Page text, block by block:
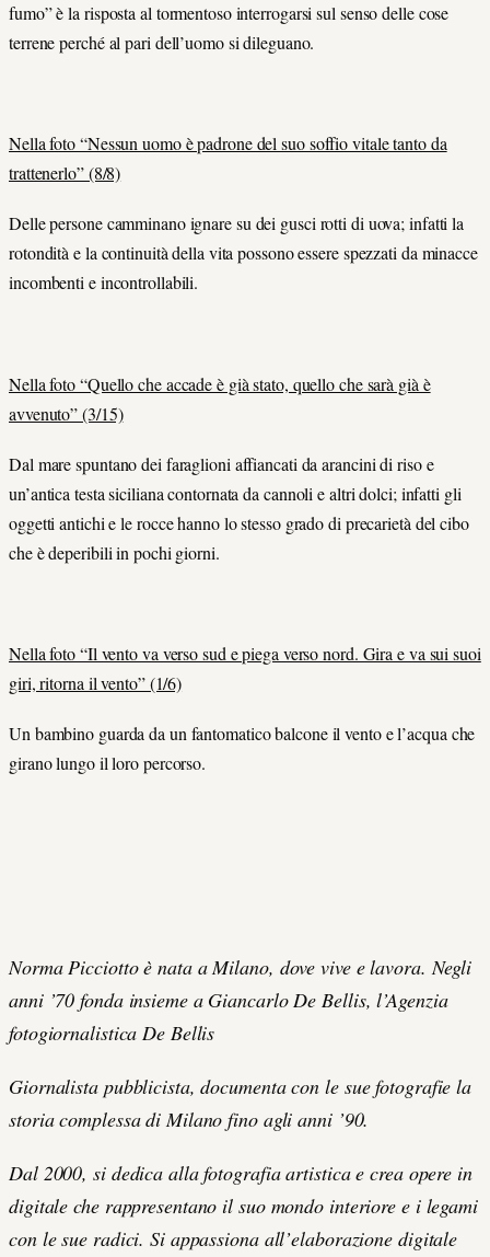
fumo” è la risposta al tormentoso interrogarsi sul senso delle cose
terrene perché al pari dell’uomo si dileguano.
Nella foto “Nessun uomo è padrone del suo soffio vitale tanto da
trattenerlo” (8/8)
Delle persone camminano ignare su dei gusci rotti di uova; infatti la
rotondità e la continuità della vita possono essere spezzati da minacce
incombenti e incontrollabili.
Nella foto “Quello che accade è già stato, quello che sarà già è
avvenuto” (3/15)
Dal mare spuntano dei faraglioni affiancati da arancini di riso e
un’antica testa siciliana contornata da cannoli e altri dolci; infatti gli
oggetti antichi e le rocce hanno lo stesso grado di precarietà del cibo
che è deperibili in pochi giorni.
Nella foto “Il vento va verso sud e piega verso nord. Gira e va sui suoi
giri, ritorna il vento” (1/6)
Un bambino guarda da un fantomatico balcone il vento e l’acqua che
girano lungo il loro percorso.
Norma Picciotto è nata a Milano, dove vive e lavora. Negli
anni ’70 fonda insieme a Giancarlo De Bellis, l’Agenzia
fotogiornalistica De Bellis
Giornalista pubblicista, documenta con le sue fotografie la
storia complessa di Milano fino agli anni ’90.
Dal 2000, si dedica alla fotografia artistica e crea opere in
digitale che rappresentano il suo mondo interiore e i legami
con le sue radici. Si appassiona all’elaborazione digitale